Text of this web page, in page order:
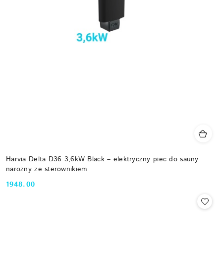
Harvia Delta D36 3,6kW Black – elektryczny piec do sauny
narożny ze sterownikiem
Cena:
1948.00